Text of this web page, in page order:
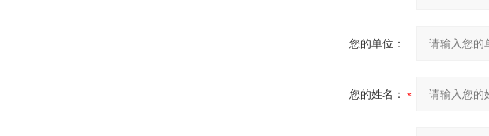
您的单位：
您的姓名：